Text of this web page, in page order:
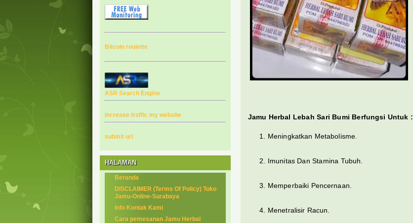
Jamu Herbal Lebah Sari Bumi Berfungsi Untuk :
Meningkatkan Metabolisme.
Imunitas Dan Stamina Tubuh.
Memperbaiki Pencernaan.
Menetralisir Racun.
Bitcoin roulette
ASR Search Engine
increase traffic my website
submit url
HALAMAN
Beranda
DISCLAIMER (Terms Of Policy) Toko
Jamu-Online-Surabaya
Info Kontak Kami
Cara pemesanan Jamu Herbal